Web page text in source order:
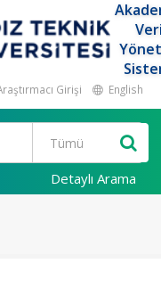
Girişi English
Detaylı Arama